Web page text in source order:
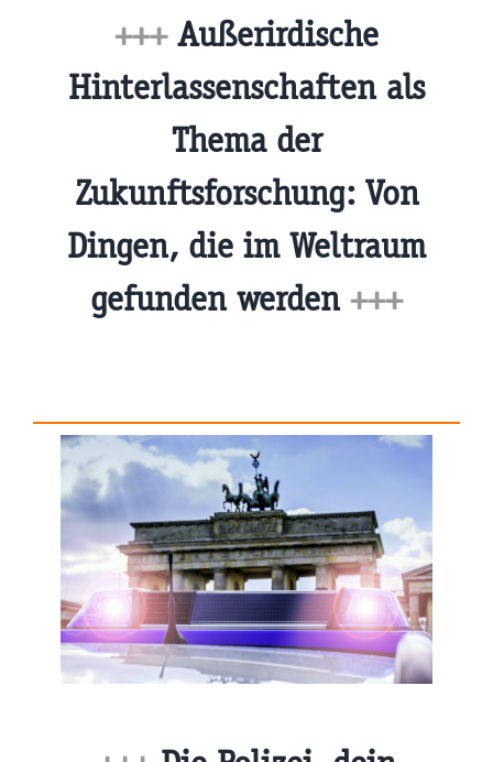
+++Außerirdische
Hinterlassenschaften als
Thema der
Zukunftsforschung: Von
Dingen, die im Weltraum
gefunden werden +++